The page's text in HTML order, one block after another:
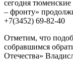
сегодня
– фронту»
+7(3452) 69-82-40
Отметим, что
собравшимся
Отечества»